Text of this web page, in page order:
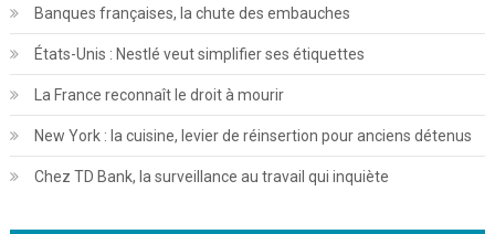
Banques françaises, la chute des embauches
États-Unis : Nestlé veut simplifier ses étiquettes
La France reconnaît le droit à mourir
New York : la cuisine, levier de réinsertion pour anciens détenus
Chez TD Bank, la surveillance au travail qui inquiète